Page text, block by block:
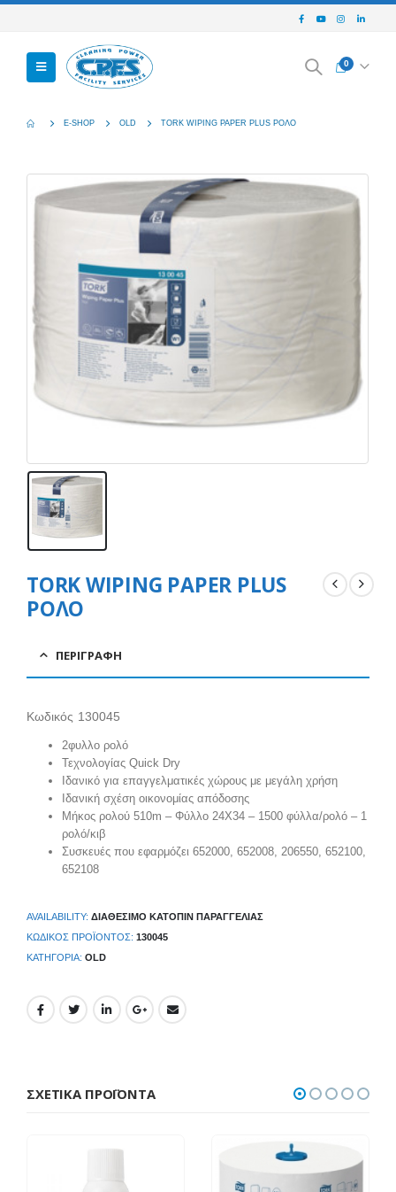
0
E-SHOP OLD TORK WIPING PAPER PLUS ΡΟΛΟ
TORK WIPING PAPER PLUS
ΡΟΛΟ
ΠΕΡΙΓΡΑΦΉ
Κωδικός 130045
2φυλλο ρολό
Τεχνολογίας Quick Dry
Ιδανικό για επαγγελματικές χώρους με μεγάλη χρήση
Ιδανική σχέση οικονομίας απόδοσης
Μήκος ρολού 510m – Φύλλο 24Χ34 – 1500 φύλλα/ρολό – 1
ρολό/κιβ
Συσκευές που εφαρμόζει 652000, 652008, 206550, 652100,
652108
AVAILABILITY: ΔΙΑΘΈΣΙΜΟ ΚΑΤΌΠΙΝ ΠΑΡΑΓΓΕΛΊΑΣ
ΚΩΔΙΚΌΣ ΠΡΟΪΌΝΤΟΣ: 130045
ΚΑΤΗΓΟΡΊΑ: OLD
ΣΧΕΤΙΚΆ ΠΡΟΪΌΝΤΑ